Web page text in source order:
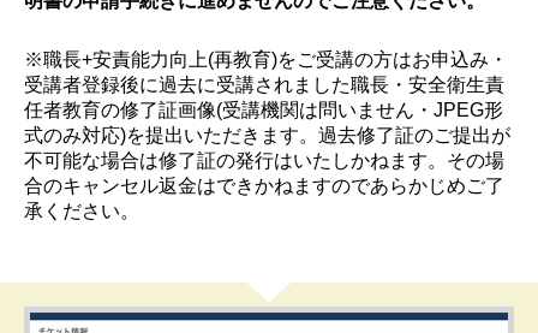
※職長+安責能力向上(再教育)をご受講の方はお申込み・
受講者登録後に過去に受講されました職長・安全衛生責
任者教育の修了証画像(受講機関は問いません・JPEG形
式のみ対応)を提出いただきます。過去修了証のご提出が
不可能な場合は修了証の発行はいたしかねます。その場
合のキャンセル返金はできかねますのであらかじめご了
承ください。